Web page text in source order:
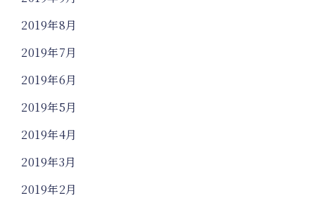
2019年8月
2019年7月
2019年6月
2019年5月
2019年4月
2019年3月
2019年2月